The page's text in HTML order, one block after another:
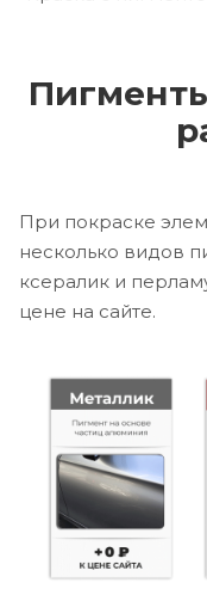
При покраске
несколько видов
ксералик и
цене на сайте.